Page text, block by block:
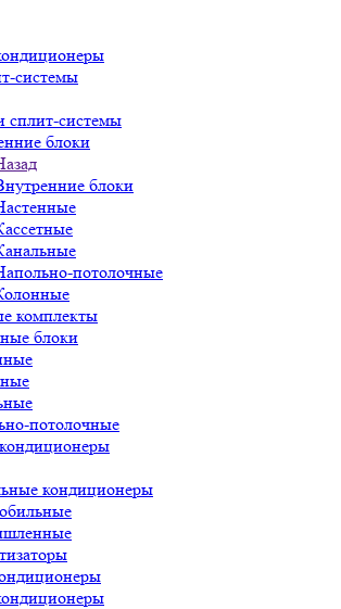
системы
сплит-системы
блоки
блоки
потолочные
комплекты
блоки
потолочные
кондиционеры